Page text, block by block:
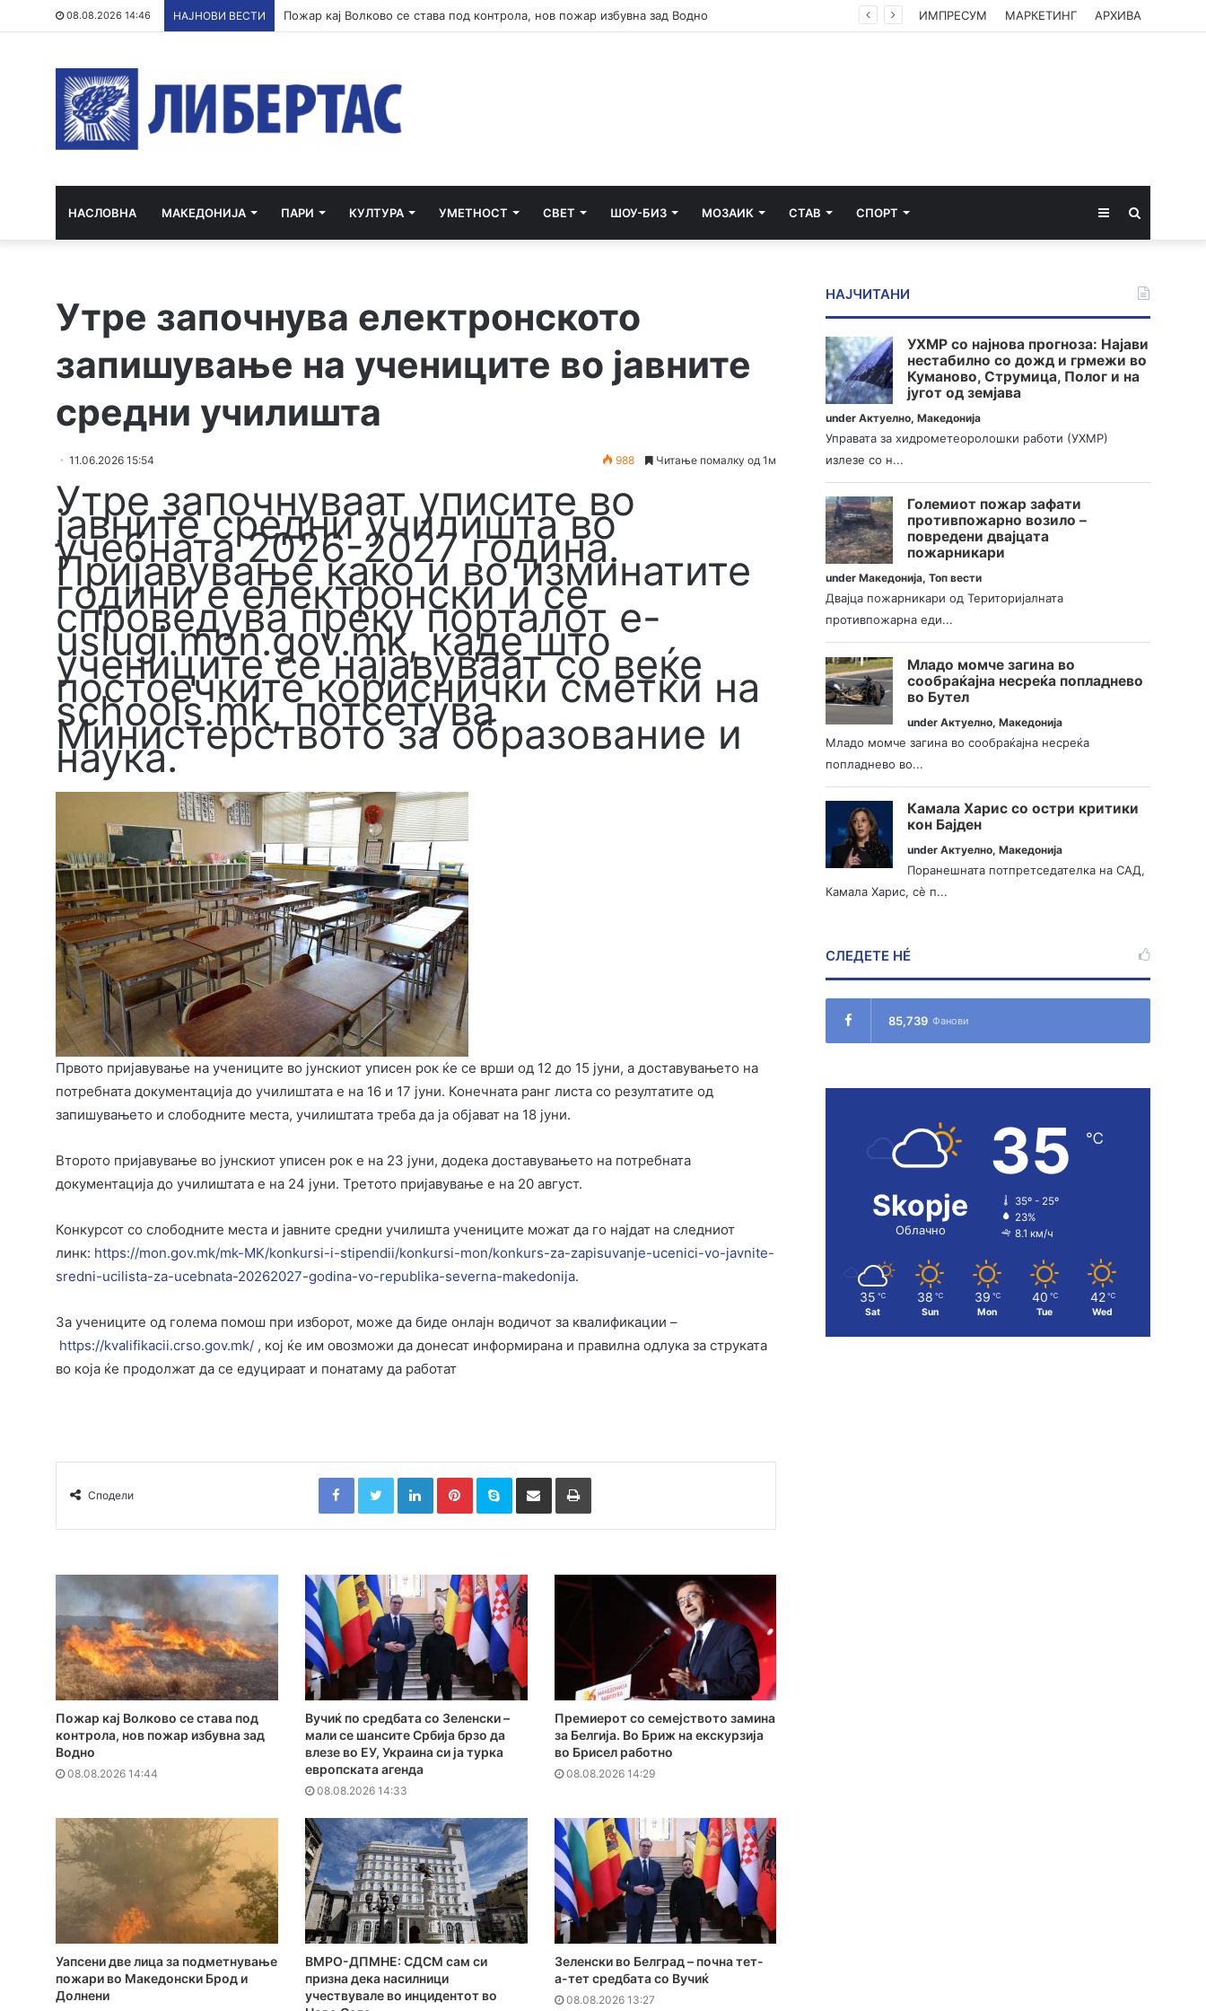
08.08.2026 14:46 НАЈНОВИ ВЕСТИ ИМПРЕСУМ МАРКЕТИНГ АРХИВА
НАСЛОВНА МАКЕДОНИЈА ПАРИ КУЛТУРА УМЕТНОСТ СВЕТ ШОУ-БИЗ МОЗАИК СТАВ СПОРТ Sidebar
Утре започнува електронското
запишување на учениците во јавните
средни училишта
11.06.2026 15:54 988 Читање помалку од 1м
Утре започнуваат уписите во
јавните средни училишта во
учебната 2026-2027 година.
Пријавување како и во изминатите
години е електронски и се
спроведува преку порталот e-
uslugi.mon.gov.mk, каде што
учениците се најавуваат со веќе
постоечките кориснички сметки на
schools.mk, потсетува
Министерството за образование и
наука.
Првото пријавување на учениците во јунскиот уписен рок ќе се врши од 12 до 15 јуни, а доставувањето на
потребната документација до училиштата е на 16 и 17 јуни. Конечната ранг листа со резултатите од
запишувањето и слободните места, училиштата треба да ја објават на 18 јуни.
Второто пријавување во јунскиот уписен рок е на 23 јуни, додека доставувањето на потребната
документација до училиштата е на 24 јуни. Третото пријавување е на 20 август.
Конкурсот со слободните места и јавните средни училишта учениците можат да го најдат на следниот
линк: https://mon.gov.mk/mk-MK/konkursi-i-stipendii/konkursi-mon/konkurs-za-zapisuvanje-ucenici-vo-javnite-
sredni-ucilista-za-ucebnata-20262027-godina-vo-republika-severna-makedonija.
За учениците од голема помош при изборот, може да биде онлајн водичот за квалификации –
https://kvalifikacii.crso.gov.mk/ , кој ќе им овозможи да донесат информирана и правилна одлука за струката
во која ќе продолжат да се едуцираат и понатаму да работат
Сподели
FacebookTwitterLinkedInPinterestSkype Сподели преку Е-маил Испринтај
Пожар кај Волково се става под
контрола, нов пожар избувна зад
Водно
08.08.2026 14:44
Вучиќ по средбата со Зеленски –
мали се шансите Србија брзо да
влезе во ЕУ, Украина си ја турка
европската агенда
08.08.2026 14:33
Премиерот со семејството замина
за Белгија. Во Бриж на екскурзија
во Брисел работно
08.08.2026 14:29
Уапсени две лица за подметнување
пожари во Македонски Брод и
Долнени
ВМРО-ДПМНЕ: СДСМ сам си
призна дека насилници
учествувале во инцидентот во
Зеленски во Белград – почна тет-
а-тет средбата со Вучиќ
08.08.2026 13:27
НАЈЧИТАНИ
УХМР со најнова прогноза: Најави
нестабилно со дожд и грмежи во
Куманово, Струмица, Полог и на
југот од земјава
underАктуелно,Македонија
Управата за хидрометеоролошки работи (УХМР)
излезе со н...
Големиот пожар зафати
противпожарно возило –
повредени двајцата
пожарникари
underМакедонија,Топ вести
Двајца пожарникари од Територијалната
противпожарна еди...
Младо момче загина во
сообраќајна несреќа попладнево
во Бутел
underАктуелно,Македонија
Младо момче загина во сообраќајна несреќа
попладнево во...
Камала Харис со остри критики
кон Бајден
underАктуелно,Македонија
Поранешната потпретседателка на САД,
Камала Харис, сè п...
СЛЕДЕТЕ НÉ
85,739 Фанови
Skopje
Облачно
35 ℃
35º - 25º
23%
8.1 км/ч
35 ℃
Sat
38 ℃
Sun
39 ℃
Mon
40 ℃
Tue
42 ℃
Wed